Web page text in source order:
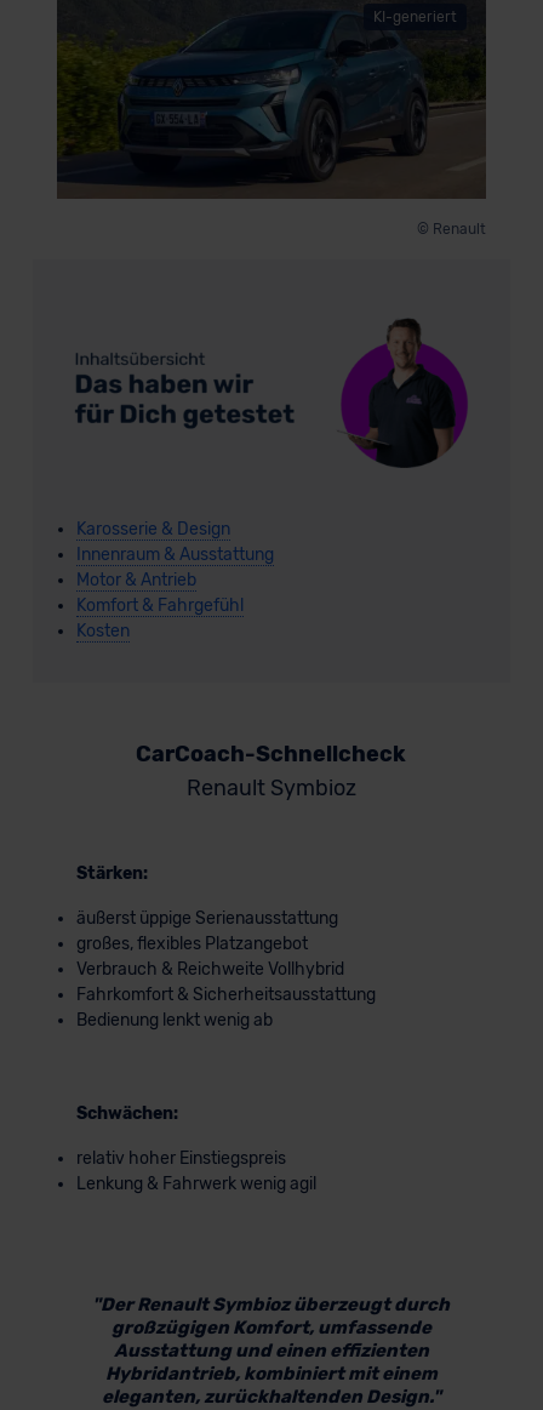
KI-generiert
© Renault
Karosserie & Design
Innenraum & Ausstattung
Motor & Antrieb
Komfort & Fahrgefühl
Kosten
CarCoach-Schnellcheck
Renault Symbioz
Stärken:
äußerst üppige Serienausstattung
großes, flexibles Platzangebot
Verbrauch & Reichweite Vollhybrid
Fahrkomfort & Sicherheitsausstattung
Bedienung lenkt wenig ab
Schwächen:
relativ hoher Einstiegspreis
Lenkung & Fahrwerk wenig agil
"Der Renault Symbioz überzeugt durch
großzügigen Komfort, umfassende
Ausstattung und einen effizienten
Hybridantrieb, kombiniert mit einem
eleganten, zurückhaltenden Design."